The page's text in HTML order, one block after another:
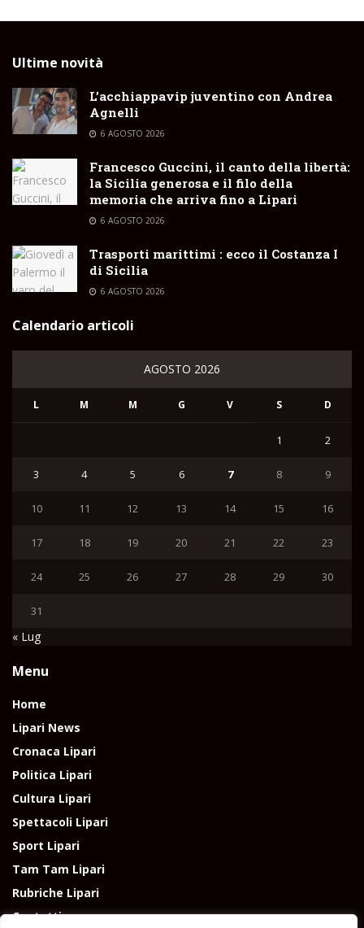
Ultime novità
L’acchiappavip juventino con Andrea
Agnelli
6 AGOSTO 2026
Francesco Guccini, il canto della libertà:
la Sicilia generosa e il filo della
memoria che arriva fino a Lipari
6 AGOSTO 2026
Trasporti marittimi : ecco il Costanza I
di Sicilia
6 AGOSTO 2026
Calendario articoli
AGOSTO 2026
L M M G V S D
1 2
3 4 5 6 7 8 9
10 11 12 13 14 15 16
17 18 19 20 21 22 23
24 25 26 27 28 29 30
31
« Lug
Menu
Home
Lipari News
Cronaca Lipari
Politica Lipari
Cultura Lipari
Spettacoli Lipari
Sport Lipari
Tam Tam Lipari
Rubriche Lipari
Contatti